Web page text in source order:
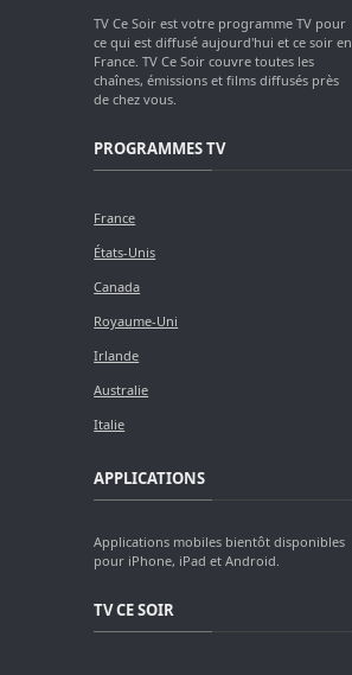
TV Ce Soir est votre programme TV pour
ce qui est diffusé aujourd'hui et ce soir en
France. TV Ce Soir couvre toutes les
chaînes, émissions et films diffusés près
de chez vous.
PROGRAMMES TV
France
États-Unis
Canada
Royaume-Uni
Irlande
Australie
Italie
APPLICATIONS
Applications mobiles bientôt disponibles
pour iPhone, iPad et Android.
TV CE SOIR